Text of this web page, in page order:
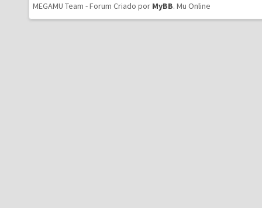
MEGAMU Team - Forum Criado por MyBB. Mu Online